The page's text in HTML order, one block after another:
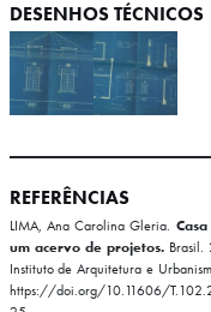
DESENHOS TÉCNICOS
REFERÊNCIAS
LIMA, Ana Carolina Gleria.
um acervo de projetos.Brasil.
Instituto de Arquitetura e
https://doi.org/10.11606/